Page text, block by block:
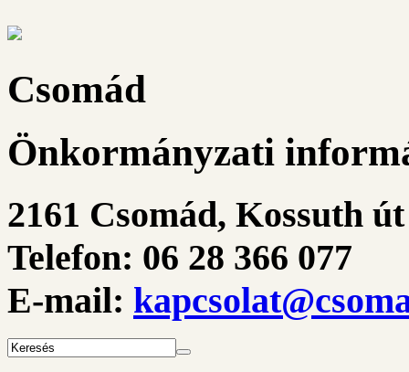
Csomád
Önkormányzati
2161 Csomád, Kossuth
Telefon: 06 28 366 077
E-mail: